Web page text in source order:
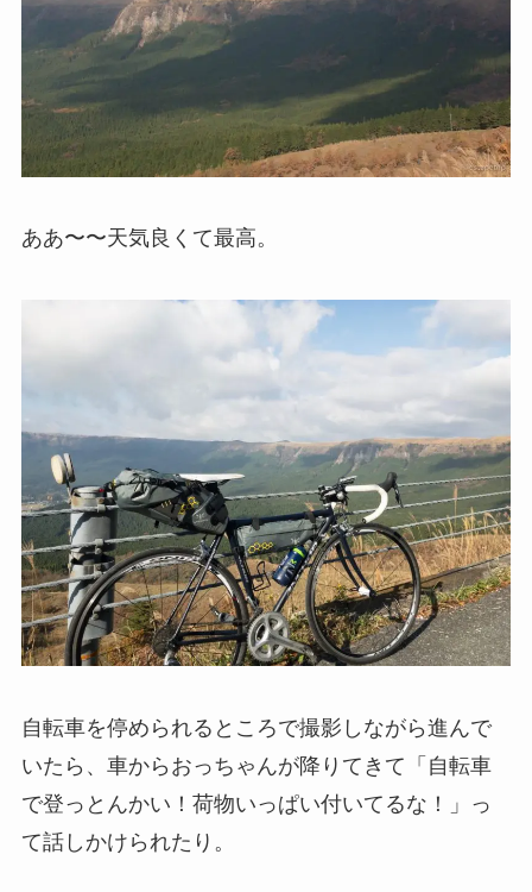
ああ〜〜天気良くて最高。
自転車を停められるところで撮影しながら進んで
いたら、車からおっちゃんが降りてきて「自転車
で登っとんかい！荷物いっぱい付いてるな！」っ
て話しかけられたり。